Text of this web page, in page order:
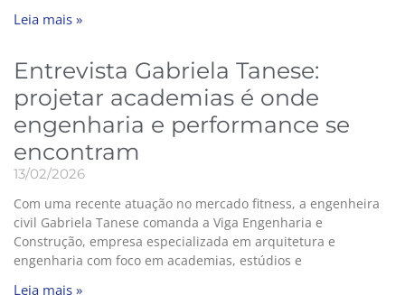
Leia mais »
Entrevista Gabriela Tanese:
projetar academias é onde
engenharia e performance se
encontram
13/02/2026
Com uma recente atuação no mercado fitness, a engenheira
civil Gabriela Tanese comanda a Viga Engenharia e
Construção, empresa especializada em arquitetura e
engenharia com foco em academias, estúdios e
Leia mais »